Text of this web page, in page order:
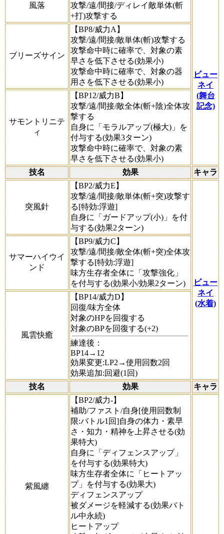
風落
攻撃/遠/間接/ディレイ敵単体(斬
+打)攻撃する
ビュー
ネイ
(舞台
記念)
ブリーズサイン
【BP8/威力A】
攻撃/遠/間接/敵単体(斬)攻撃する
攻撃命中時に確率で、対象の素
早さを低下させる(効果小)
攻撃命中時に確率で、対象の器
用さを低下させる(効果小)
サモントリニテ
ィ
【BP12/威力B】
攻撃/遠/間接/敵全体(斬+陰)全体攻
撃する
自身に「モラルアップ(極大)」を
付与する(効果3ターン)
攻撃命中時に確率で、対象の素
早さを低下させる(効果小)
技名
効果 キャラ
突風針
【BP2/威力E】
攻撃/遠/間接/敵単体(斬+突)攻撃す
る[特効:浮遊]
自身に「ガードアップ(小)」を付
与する(効果2ターン)
ビュー
ネイ
(水着)
サマーハイウイ
ンド
【BP9/威力C】
攻撃/遠/間接/敵全体(斬+突)全体攻
撃する[特効:浮遊]
味方生存者全体に「攻撃強化」
を付与する(効果小/効果2ターン)
風雲快癒
【BP14/威力D】
回復/味方全体
対象のHPを回復する
対象のBPを回復する(+2)
練達後：
BP14→12
効果変更:LP2→使用回数2回
効果追加:回避(1回)
技名
効果 キャラ
紫風纏
【BP2/威力-】
補助/ファスト/自身[使用回数制
限:バトル1回]自身の体力・素早
さ・知力・精神を上昇させる(効
果特大)
自身に「ディフェンスアップ」
を付与する(効果特大)
味方生存者全体に「ヒートアッ
プ」を付与する(効果大)
ディフェンスアップ
被ダメージを軽減する(効果バト
ル中永続)
ヒートアップ